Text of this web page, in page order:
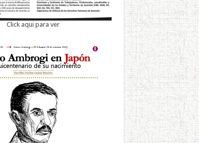
Click aqui para ver